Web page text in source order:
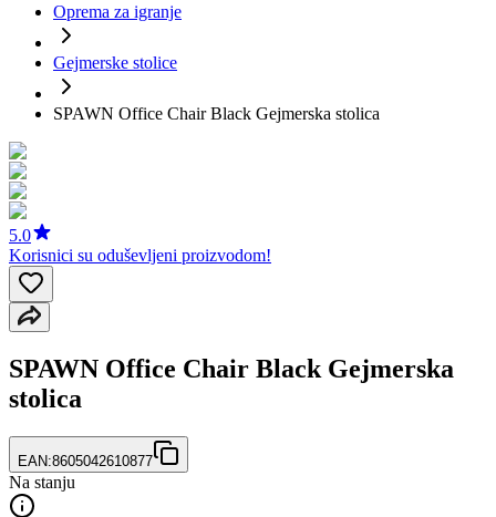
Oprema za igranje
Gejmerske stolice
SPAWN Office Chair Black Gejmerska stolica
5.0
Korisnici su oduševljeni proizvodom!
SPAWN Office Chair Black Gejmerska
stolica
EAN:8605042610877
Na stanju